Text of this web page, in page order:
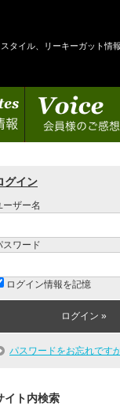
タイル、リーキーガット情
会員様のご感想
グイン
ーザー名
スワード
ログイン情報を記憶
パスワードをお忘れです
イト内検索